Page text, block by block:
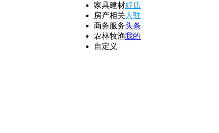
家具建材
房产相关
商务服务
农林牧渔
自定义
好店
入驻
头条
我的